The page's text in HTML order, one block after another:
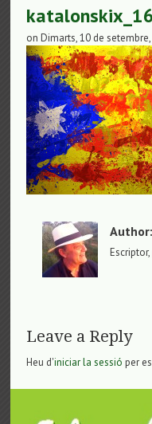
on Dimarts, 10 de
Leave a Reply
Heu d'iniciar la sessió per